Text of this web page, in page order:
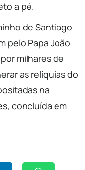
a pé.
de Santiago
pelo Papa João
milhares de
as relíquias do
na
concluída em